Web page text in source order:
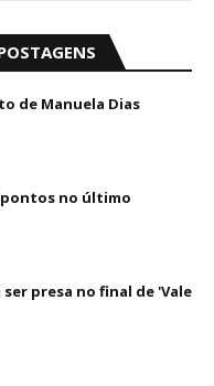
de Manuela Dias
pontos no último
presa no final de 'Vale